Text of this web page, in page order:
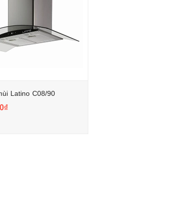
Latino C08/90